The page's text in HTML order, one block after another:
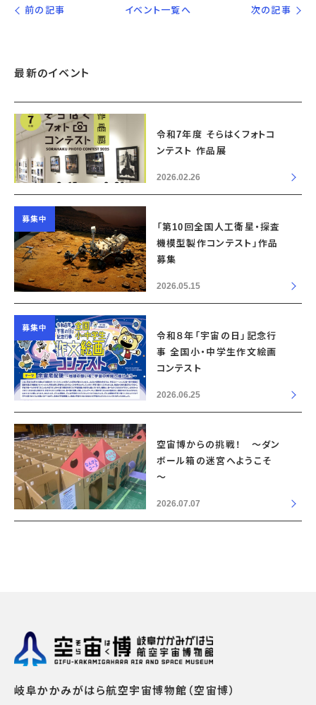
前の記事 イベント一覧へ 次の記事
最新のイベント
令和7年度 そらはくフォトコ
ンテスト 作品展
2026.02.26
募集中
「第10回全国人工衛星・探査
機模型製作コンテスト」作品
募集
2026.05.15
募集中
令和８年「宇宙の日」記念行
事 全国小・中学生作文絵画
コンテスト
2026.06.25
空宙博からの挑戦！ ～ダン
ボール箱の迷宮へようこそ
～
2026.07.07
岐阜かかみがはら航空宇宙博物館（空宙博）